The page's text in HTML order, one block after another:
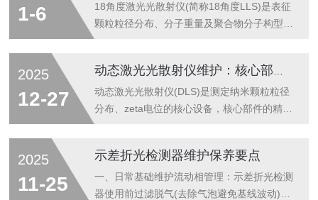
GPC，可以直接得到各流出级分的绝对分子
量，属于绝对方法；静态光散射（SLS...
半径等参数，是聚合物科学研究和工业质量控
制中的分析手段。基本原理基于瑞利散射理
用可忽略），散射光强与溶质浓度和分子量成
正比。通过测量不同浓度下的散射强度，利用
Zimm方程外推至...
1-6
18角度激光光散射仪(简称18角度LLS)是表征
颗粒粒径分布、分子重量及聚合物分子构型的
详细说明开机准备、样品检测、校准规范及注
意事项，助力实验室人员精准完成检测工作。
一、操作前准备1.环境与设备检查确认实验室
动(可借助环境监测仪验证)。检查设备外观无
破损，光散射检测器、样品池、激光光源等关
键部件清...
2025
12-27
动态激光光散射仪(DLS)是测定纳米颗粒粒径
分布、zeta电位的核心设备，核心部件的精准
光光源：稳定是关键，避免频繁启停激光光源
是仪器的“信号源”，频繁开关会加速光源老
化。日常使用需遵循“开机预热、关机冷却”原
2025
11-25
示差折光检测器维护保养要点
一、日常基础维护流动相管理：示差折光检测
器使用前过滤脱气(去除气泡避免基线波动)，